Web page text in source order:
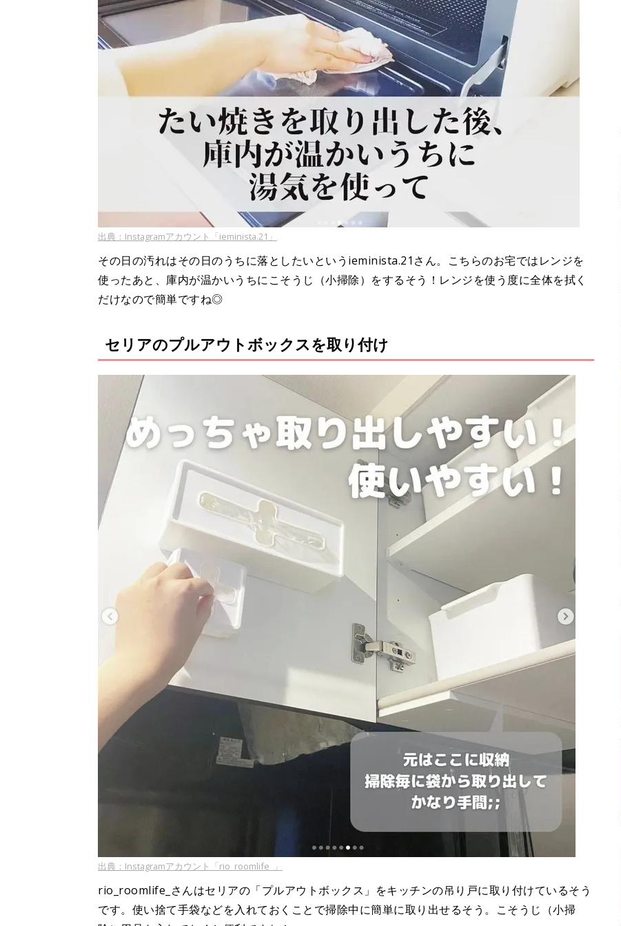
出典：Instagramアカウント「ieminista.21」
その日の汚れはその日のうちに落としたいというieminista.21さん。こちらのお宅ではレンジを
使ったあと、庫内が温かいうちにこそうじ（小掃除）をするそう！レンジを使う度に全体を拭く
だけなので簡単ですね◎
セリアのプルアウトボックスを取り付け
出典：Instagramアカウント「rio_roomlife_」
rio_roomlife_さんはセリアの「プルアウトボックス」をキッチンの吊り戸に取り付けているそう
です。使い捨て手袋などを入れておくことで掃除中に簡単に取り出せるそう。こそうじ（小掃